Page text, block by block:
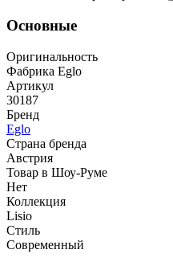
Основные
Оригинальность
Фабрика Eglo
Артикул
30187
Бренд
Eglo
Страна бренда
Австрия
Товар в Шоу-Руме
Нет
Коллекция
Lisio
Стиль
Современный